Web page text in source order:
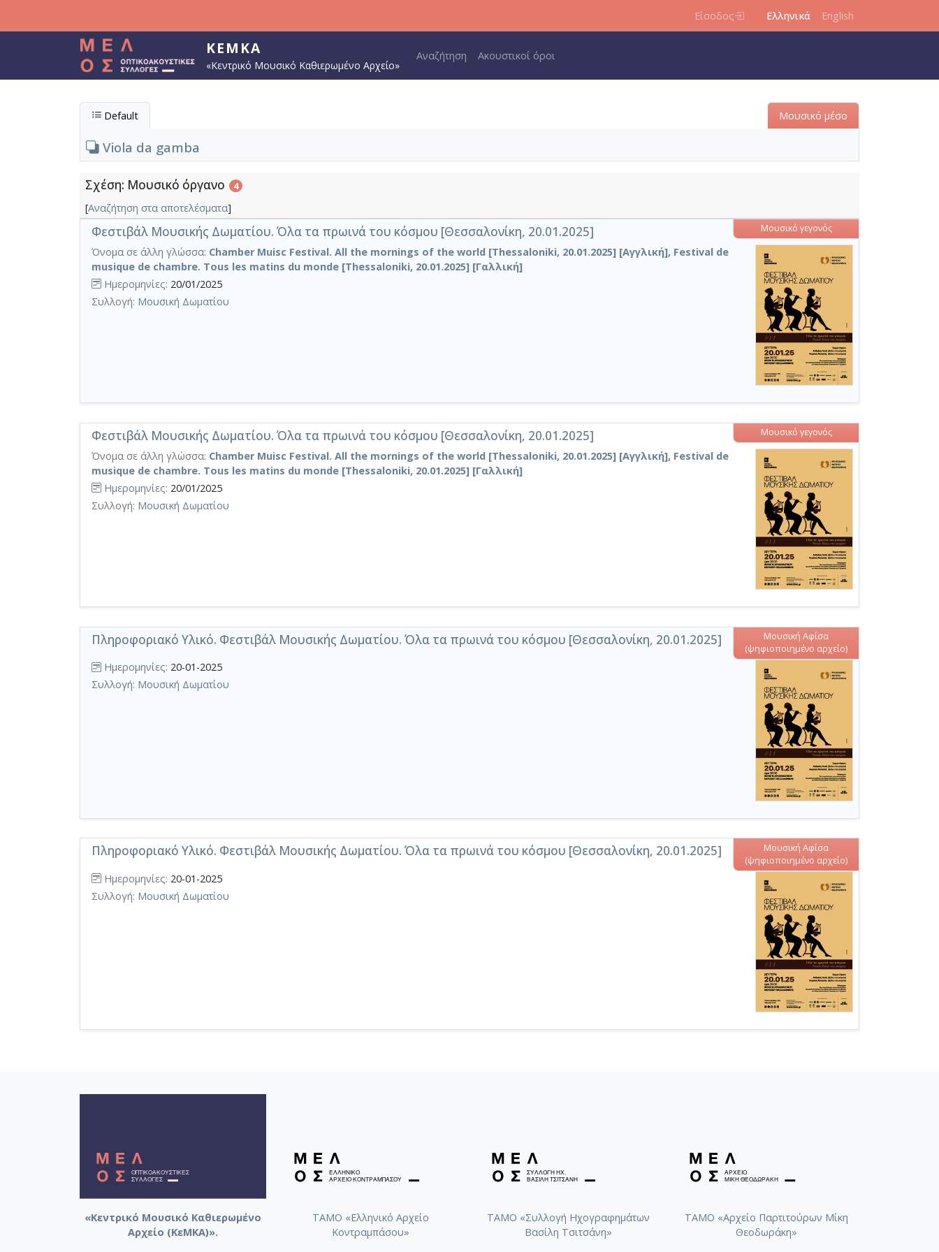
Είσοδος Ελληνικά English
ΚΕΜΚΑ
«Κεντρικό Μουσικό Καθιερωμένο Αρχείο»
Main navigation
Αναζήτηση Ακουστικοί όροι
Default Μουσικό μέσο
Viola da gamba
Σχέση: Μουσικό όργανο 4
[Αναζήτηση στα αποτελέσματα]
Φεστιβάλ Μουσικής Δωματίου. Όλα τα πρωινά του κόσμου [Θεσσαλονίκη, 20.01.2025] Μουσικό γεγονός
Όνομα σε άλλη γλώσσα: Chamber Muisc Festival. All the mornings of the world [Thessaloniki, 20.01.2025] [Αγγλική], Festival de
musique de chambre. Tous les matins du monde [Thessaloniki, 20.01.2025] [Γαλλική]
Ημερομηνίες: 20/01/2025
Συλλογή: Μουσική Δωματίου
Φεστιβάλ Μουσικής Δωματίου. Όλα τα πρωινά του κόσμου [Θεσσαλονίκη, 20.01.2025] Μουσικό γεγονός
Όνομα σε άλλη γλώσσα: Chamber Muisc Festival. All the mornings of the world [Thessaloniki, 20.01.2025] [Αγγλική], Festival de
musique de chambre. Tous les matins du monde [Thessaloniki, 20.01.2025] [Γαλλική]
Ημερομηνίες: 20/01/2025
Συλλογή: Μουσική Δωματίου
Πληροφοριακό Υλικό. Φεστιβάλ Μουσικής Δωματίου. Όλα τα πρωινά του κόσμου [Θεσσαλονίκη, 20.01.2025]
Μουσική Αφίσα
(ψηφιοποιημένο αρχείο)
Ημερομηνίες: 20-01-2025
Συλλογή: Μουσική Δωματίου
Πληροφοριακό Υλικό. Φεστιβάλ Μουσικής Δωματίου. Όλα τα πρωινά του κόσμου [Θεσσαλονίκη, 20.01.2025]
Μουσική Αφίσα
(ψηφιοποιημένο αρχείο)
Ημερομηνίες: 20-01-2025
Συλλογή: Μουσική Δωματίου
«Κεντρικό Μουσικό Καθιερωμένο
Αρχείο (ΚεΜΚΑ)».
ΤΑΜΟ «Ελληνικό Αρχείο
Κοντραμπάσου»
ΤΑΜΟ «Συλλογή Ηχογραφημάτων
Βασίλη Τσιτσάνη»
ΤΑΜΟ «Αρχείο Παρτιτούρων Μίκη
Θεοδωράκη»